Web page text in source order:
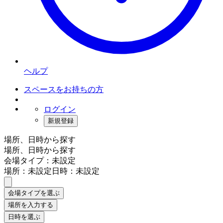
ヘルプ
スペースをお持ちの方
ログイン
新規登録
場所、日時から探す
場所、日時から探す
会場タイプ：未設定
場所：未設定日時：未設定
会場タイプを選ぶ
場所を入力する
日時を選ぶ